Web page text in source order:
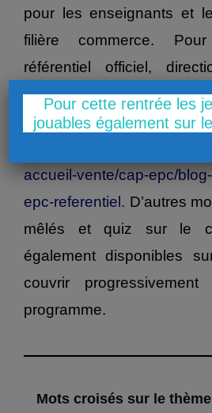
pour les enseignants et
filière commerce.
référentiel officiel,
Cerpeg, une référence
enseignants
accueil-vente/cap-epc/
epc-referentiel. D’autres
mêlés et quiz sur le
également disponibles
couvrir progressivement
programme.
Mots croisés sur le
Pour cette rentrée les
jouables également sur